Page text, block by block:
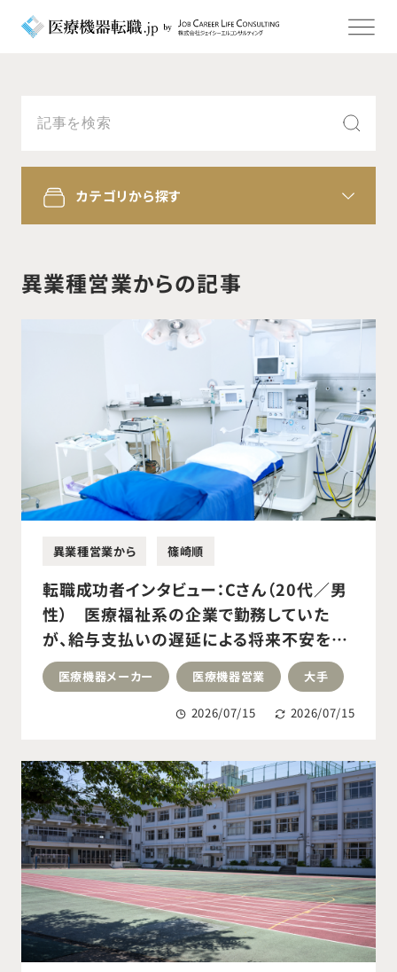
カテゴリから探す
異業種営業からの記事
異業種営業から 篠崎順
転職成功者インタビュー：Cさん（20代／男
性） 医療福祉系の企業で勤務していた
が、給与支払いの遅延による将来不安をき
っかけに転職活動を開始。医療機器メーカ
ー営業職へ転職成功。
医療機器メーカー 医療機器営業 大手
2026/07/15 2026/07/15